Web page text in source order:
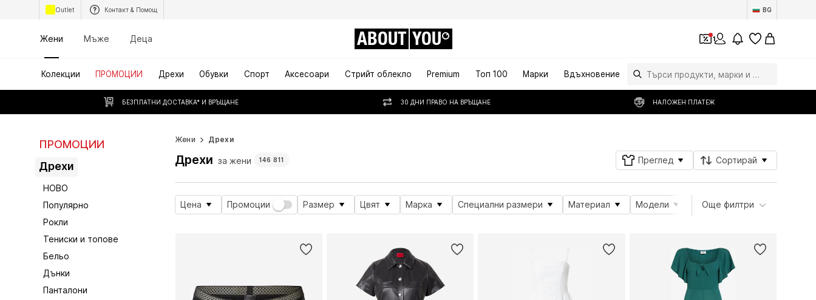
Outlet Контакт & Помощ BG
Жени Мъже Деца ABOUT YOU 1
Колекции ПРОМОЦИИ Дрехи Обувки Спорт Аксесоари Стрийт облекло Premium Топ 100 Марки Вдъхновение
БЕЗПЛАТНИ ДОСТАВКА* И ВРЪЩАНЕ 30 ДНИ ПРАВО НА ВРЪЩАНЕ НАЛОЖЕН ПЛАТЕЖ
ПРОМОЦИИ
Дрехи
НОВО
Популярно
Рокли
Тениски и топове
Бельо
Дънки
Панталони
Жени Дрехи
Дрехи за жени 146 811 Преглед Сортирай
Цена Промоции Размер Цвят Марка Специални размери Материал Модели Атрибути на продукта
Още филтри